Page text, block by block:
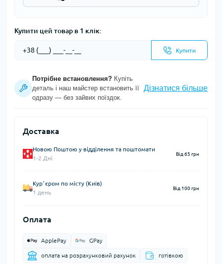
Купити цей товар в 1 клік:
Купити
Потрібне встановлення? Купіть
деталь і наш майстер встановить її
одразу — без зайвих поїздок.
Дізнатися більше
Доставка
Новою Поштою у відділення та поштомати
1-2 Дні
Від 65 грн
Курʼєром по місту (Київ)
1 день
Від 100 грн
Оплата
ApplePay GPay
оплата на розрахунковий рахунок готівкою